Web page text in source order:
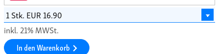
inkl. 21% MWSt.
In den Warenkorb